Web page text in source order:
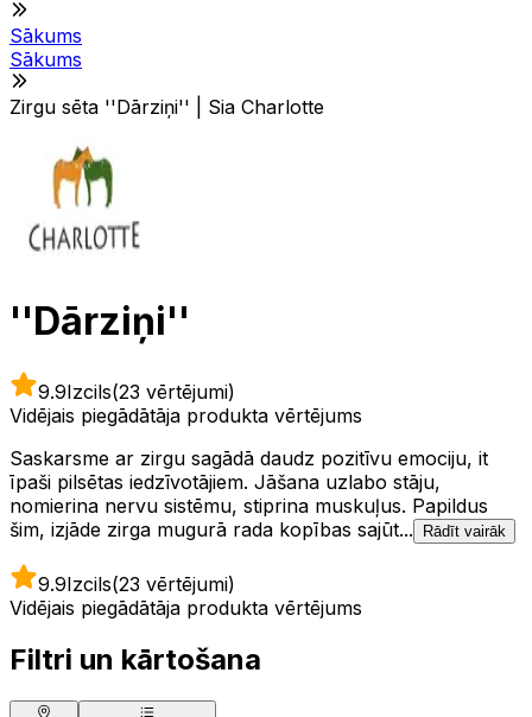
Sākums
Sākums
Zirgu sēta ''Dārziņi'' | Sia Charlotte
''Dārziņi''
9.9Izcils(23 vērtējumi)
Vidējais piegādātāja produkta vērtējums
Saskarsme ar zirgu sagādā daudz pozitīvu emociju, it
īpaši pilsētas iedzīvotājiem. Jāšana uzlabo stāju,
nomierina nervu sistēmu, stiprina muskuļus. Papildus
šim, izjāde zirga mugurā rada kopības sajūt...
Rādīt vairāk
9.9Izcils(23 vērtējumi)
Vidējais piegādātāja produkta vērtējums
Filtri un kārtošana